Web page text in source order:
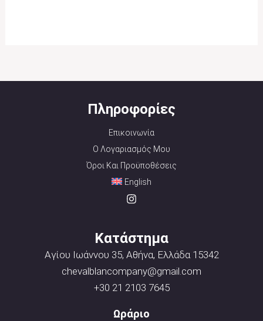
Πληροφορίες
Επικοινωνία
Ο Λογαριασμός Μου
Όροι Και Προϋποθέσεις
English
Κατάστημα
Αγίου Ιωάννου 35, Αθήνα, Ελλάδα 15342
chevalblancompany@gmail.com
+30 21 2103 7645
Ωράριο